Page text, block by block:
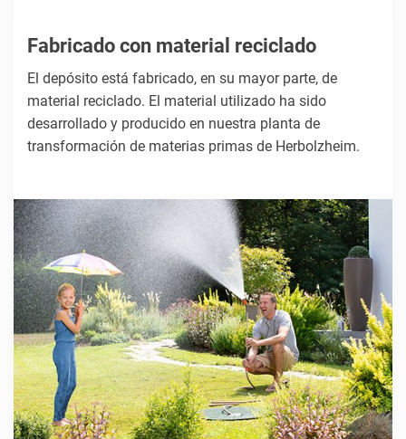
Fabricado con material reciclado
El depósito está fabricado, en su mayor parte, de
material reciclado. El material utilizado ha sido
desarrollado y producido en nuestra planta de
transformación de materias primas de Herbolzheim.